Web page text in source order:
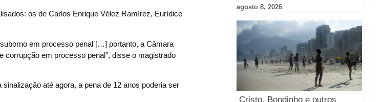
os de Carlos Enrique Vélez Ramírez, Eurídice
em processo penal […] portanto, a Câmara
corrupção em processo penal”, disse o magistrado
sinalização até agora, a pena de 12 anos poderia ser
agosto 8, 2026
Cristo, Bondinho e outros